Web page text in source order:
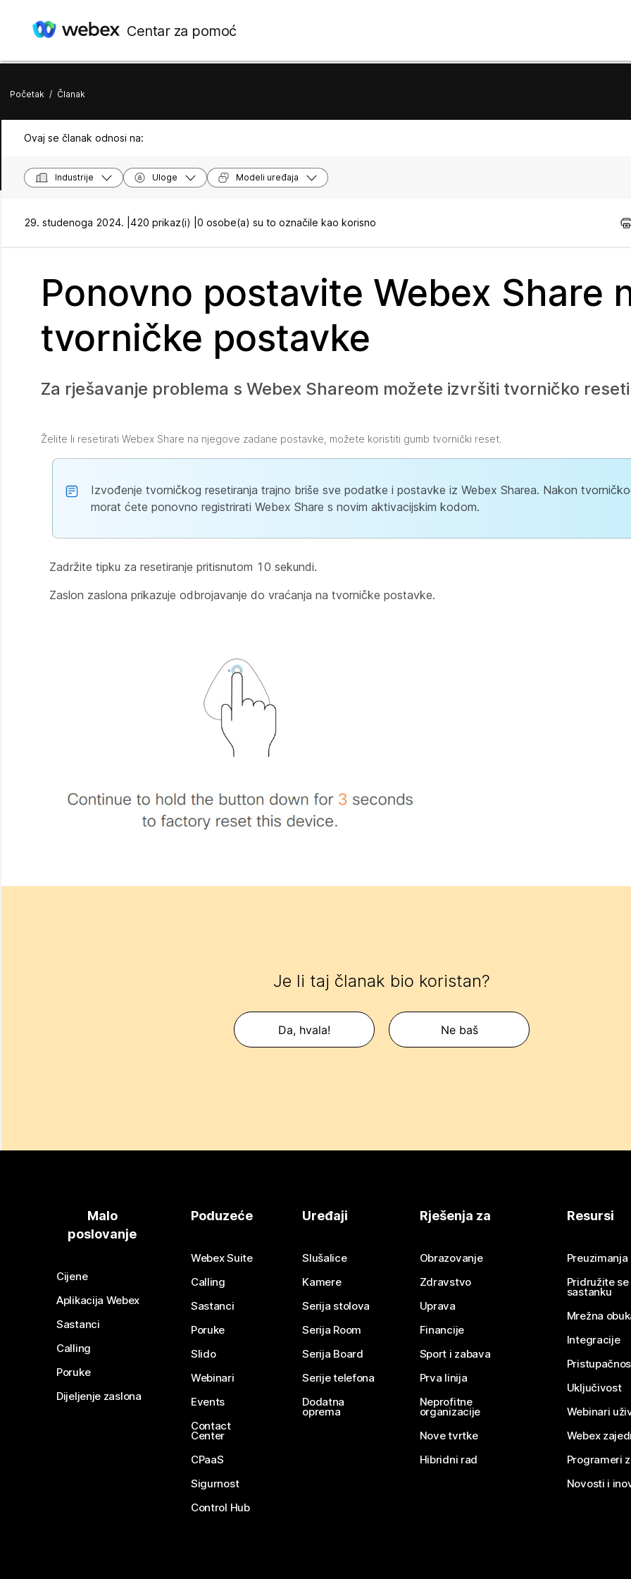
Centar za pomoć
Početak / Članak
Ovaj se članak odnosi na:
Industrije Uloge Modeli uređaja
29. studenoga 2024. | 420 prikaz(i) | 0 osobe(a) su to označile kao korisno
Ponovno postavite Webex Share
tvorničke postavke
Za rješavanje problema s Webex Shareom možete izvršiti tvorničko
Želite li resetirati Webex Share na njegove zadane postavke, možete koristiti gumb tvornički reset.
Izvođenje tvorničkog resetiranja trajno briše sve podatke i postavke iz Webex Sharea. Nakon
morat ćete ponovno registrirati Webex Share s novim aktivacijskim kodom.
Zadržite tipku za resetiranje pritisnutom 10 sekundi.
Zaslon zaslona prikazuje odbrojavanje do vraćanja na tvorničke postavke.
Je li taj članak bio koristan?
Da, hvala! Ne baš
Malo
poslovanje
Cijene
Aplikacija Webex
Sastanci
Calling
Poruke
Dijeljenje zaslona
Poduzeće
Webex Suite
Calling
Sastanci
Poruke
Slido
Webinari
Events
Contact
Center
CPaaS
Sigurnost
Control Hub
Uređaji
Slušalice
Kamere
Serija stolova
Serija Room
Serija Board
Serije telefona
Dodatna
oprema
Rješenja za
Obrazovanje
Zdravstvo
Uprava
Financije
Sport i zabava
Prva linija
Neprofitne
organizacije
Nove tvrtke
Hibridni rad
Resursi
Preuzimanja
Pridružite
sastanku
Mrežna
Integracije
Uključivost
Webinari
Webex
Programeri
Novosti i